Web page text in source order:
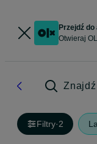
Przejdź
Otwieraj
Filtry·2